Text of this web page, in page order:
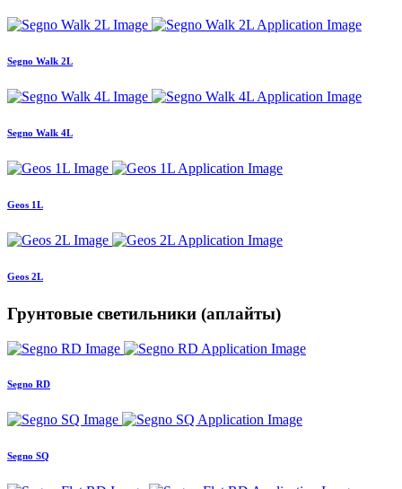
Segno Walk 2L
Segno Walk 4L
Geos 1L
Geos 2L
Грунтовые светильники (аплайты)
Segno RD
Segno SQ